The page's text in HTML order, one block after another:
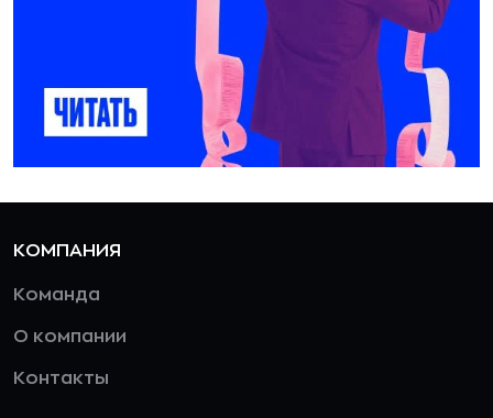
КОМПАНИЯ
Команда
О компании
Контакты